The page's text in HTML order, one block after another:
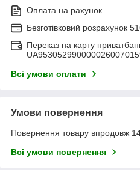
Оплата на рахунок
Безготівковий розрахунок
Переказ на карту
Всі умови оплати
Умови повернення
Повернення товару впродовж
Всі умови повернення